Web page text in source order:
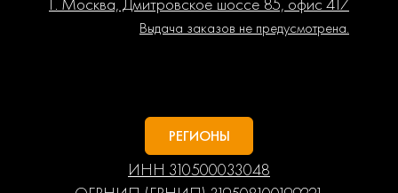
Выдача заказов не предусмотрена.
РЕГИОНЫ
ИНН 310500033048